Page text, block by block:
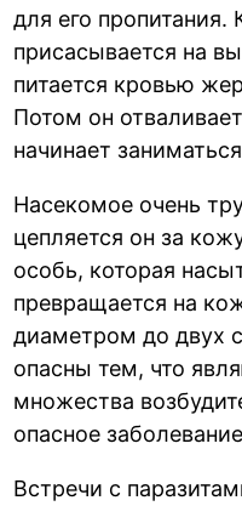
для его
присасывается на
питается кровью
Потом он
начинает
Насекомое очень
цепляется он за
особь, которая
превращается на
диаметром до двух
опасны тем, что
множества
опасное
Встречи с